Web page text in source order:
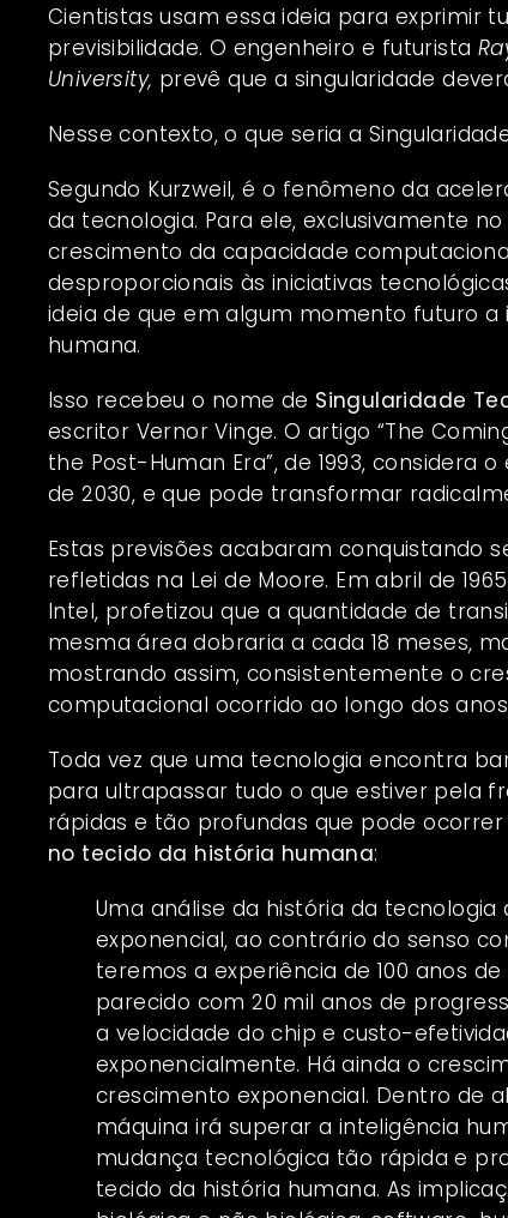
Cientistas usam essa ideia para exprimir
previsibilidade. O engenheiro e futurista
University, prevê que a singularidade
Nesse contexto, o que seria a
Segundo Kurzweil, é o fenômeno da
da tecnologia. Para ele, exclusivamente
crescimento da capacidade
desproporcionais às iniciativas
ideia de que em algum momento futuro
humana.
Isso recebeu o nome de Singularidade
escritor Vernor Vinge. O artigo “The
the Post-Human Era”, de 1993, considera
de 2030, e que pode transformar
Estas previsões acabaram conquistando
refletidas na Lei de Moore. Em abril de
Intel, profetizou que a quantidade de
mesma área dobraria a cada 18 meses,
mostrando assim, consistentemente o
computacional ocorrido ao longo dos
Toda vez que uma tecnologia encontra
para ultrapassar tudo o que estiver pela
rápidas e tão profundas que pode
no tecido da história humana:
Uma análise da história da
exponencial, ao contrário do senso
teremos a experiência de 100 anos
parecido com 20 mil anos de
a velocidade do chip e custo-
exponencialmente. Há ainda o
crescimento exponencial. Dentro de
máquina irá superar a inteligência
mudança tecnológica tão rápida e
tecido da história humana. As